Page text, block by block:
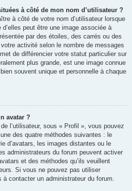
à côté de mon nom d’utilisateur ?
à côté de votre nom d’utilisateur lorsque
peut être une image associée à
par des étoiles, des carrés ou des
activité selon le nombre de messages
de différencier votre statut particulier sur
plus grande, est une image connue
souvent unique et personnelle à chaque
avatar ?
l’utilisateur, sous « Profil », vous pouvez
des quatre méthodes suivantes : le
d’avatars, les images distantes ou le
administrateurs du forum peuvent activer
et des méthodes qu’ils veuillent
Si vous ne pouvez pas utiliser
contacter un administrateur du forum.